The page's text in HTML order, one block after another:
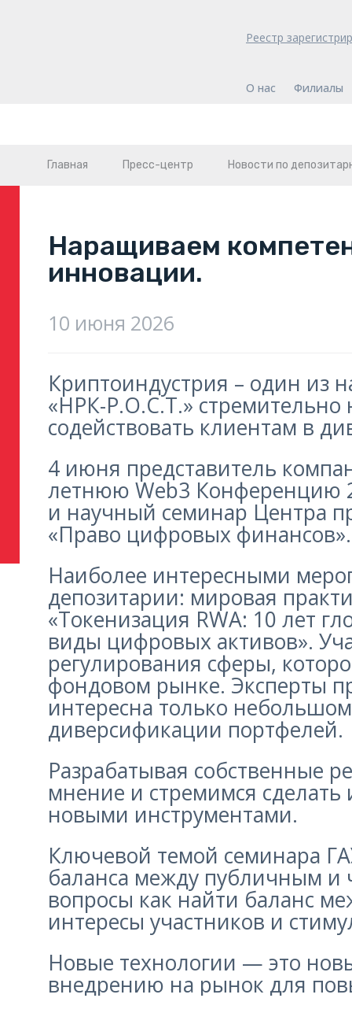
Реестр
О нас Филиалы
Главная Пресс-центр Новости по
Наращиваем
инновации.
10 июня 2026
Криптоиндустрия – один из
«НРК-Р.О.С.Т.» стремительно
содействовать клиентам в
4 июня представитель
летнюю Web3 Конференцию
и научный семинар Центра
«Право цифровых финансов».
Наиболее интересными
депозитарии: мировая
«Токенизация RWA: 10 лет
виды цифровых активов».
регулирования сферы,
фондовом рынке. Эксперты
интересна только
диверсификации портфелей.
Разрабатывая собственные
мнение и стремимся сделать
новыми инструментами.
Ключевой темой семинара
баланса между публичным и
вопросы как найти баланс
интересы участников и
Новые технологии — это
внедрению на рынок для